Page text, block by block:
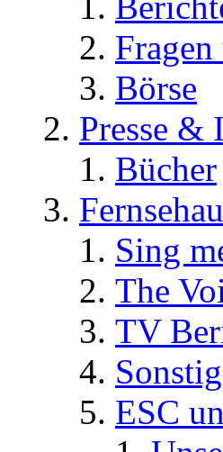
Börse
Presse &
Bücher
Sing
The
TV
ESC